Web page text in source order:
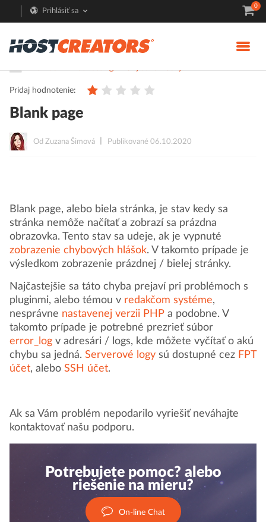
Prihlásiť sa
0
Pridaj hodnotenie:
Blank page
Od Zuzana Šimová Publikované 06.10.2020
Blank page, alebo biela stránka, je stav kedy sa
stránka nemôže načítať a zobrazí sa prázdna
obrazovka. Tento stav sa udeje, ak je vypnuté
zobrazenie chybových hlášok. V takomto prípade je
výsledkom zobrazenie prázdnej / bielej stránky.
Najčastejšie sa táto chyba prejaví pri problémoch s
pluginmi, alebo témou v redakčom systéme,
nesprávne nastavenej verzii PHP a podobne. V
takomto prípade je potrebné prezrieť súbor
error_log v adresári / logs, kde môžete vyčítať o akú
chybu sa jedná. Serverové logy sú dostupné cez FPT
účet, alebo SSH účet.
Ak sa Vám problém nepodarilo vyriešiť neváhajte
kontaktovať našu podporu.
Potrebujete pomoc? alebo
riešenie na mieru?
On-line Chat